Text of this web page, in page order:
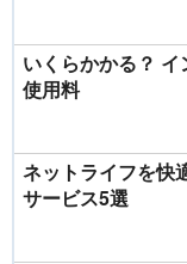
いくらかかる？
使用料
ネットライフを快
サービス5選